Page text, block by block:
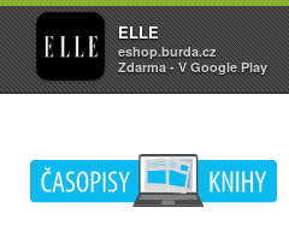
ELLE
eshop.burda.cz
Zdarma - V Google Play